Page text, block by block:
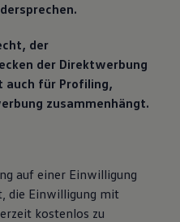
der
der Direktwerbung
auch für Profiling,
zusammenhängt.
auf einer Einwilligung
die Einwilligung mit
kostenlos zu